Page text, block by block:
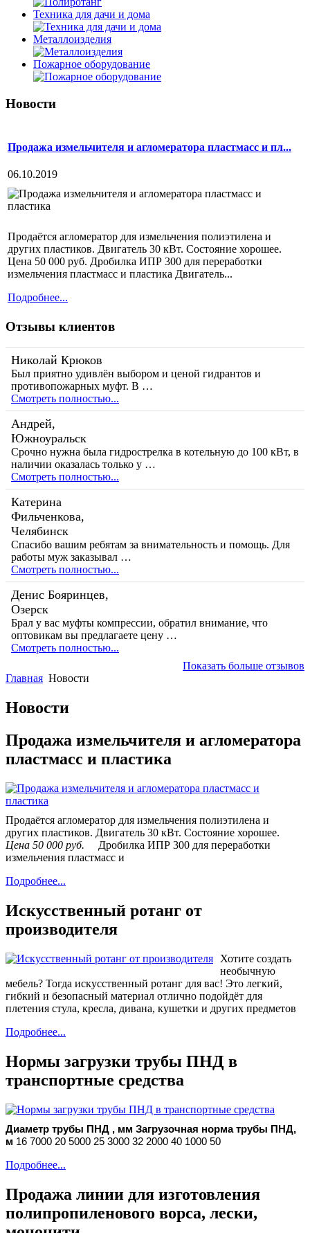
Техника для дачи и дома
Металлоизделия
Пожарное оборудование
Новости
Продажа измельчителя и агломератора пластмасс и пл...
06.10.2019
Продаётся агломератор для измельчения полиэтилена и
других пластиков. Двигатель 30 кВт. Состояние хорошее.
Цена 50 000 руб. Дробилка ИПР 300 для переработки
измельчения пластмасс и пластика Двигатель...
Подробнее...
Отзывы клиентов
Николай Крюков
Был приятно удивлён выбором и ценой гидрантов и
противопожарных муфт. В …
Смотреть полностью...
Андрей,
Южноуральск
Срочно нужна была гидрострелка в котельную до 100 кВт, в
наличии оказалась только у …
Смотреть полностью...
Катерина
Фильченкова,
Челябинск
Спасибо вашим ребятам за внимательность и помощь. Для
работы муж заказывал …
Смотреть полностью...
Денис Бояринцев,
Озерск
Брал у вас муфты компрессии, обратил внимание, что
оптовикам вы предлагаете цену …
Смотреть полностью...
Показать больше отзывов
Главная Новости
Новости
Продажа измельчителя и агломератора
пластмасс и пластика
Продаётся агломератор для измельчения полиэтилена и
других пластиков. Двигатель 30 кВт. Состояние хорошее.
Цена 50 000 руб. Дробилка ИПР 300 для переработки
измельчения пластмасс и
Подробнее...
Искусственный ротанг от
производителя
Хотите создать
необычную
мебель? Тогда искусственный ротанг для вас! Это легкий,
гибкий и безопасный материал отлично подойдёт для
плетения стула, кресла, дивана, кушетки и других предметов
Подробнее...
Нормы загрузки трубы ПНД в
транспортные средства
Диаметр трубы ПНД , мм Загрузочная норма трубы ПНД,
м 16 7000 20 5000 25 3000 32 2000 40 1000 50
Подробнее...
Продажа линии для изготовления
полипропиленового ворса, лески,